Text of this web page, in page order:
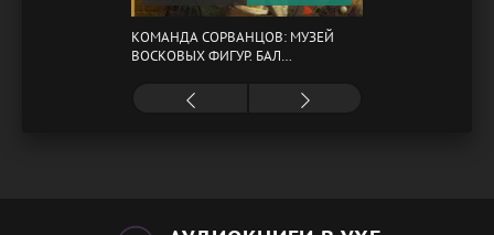
КОМАНДА СОРВАНЦОВ: МУЗЕЙ
ВОСКОВЫХ ФИГУР. БАЛ